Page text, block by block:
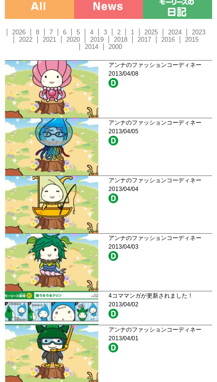
2026 8 7 6 5 4 3 2 1 2025 2024
2023
2022
2021 2020 2019 2018 2017 2016
2015
2014
2000
アンナのファッションコーディネー
2013/04/08
アンナのファッションコーディネー
2013/04/05
アンナのファッションコーディネー
2013/04/04
アンナのファッションコーディネー
2013/04/03
4コママンガが更新されました！
2013/04/02
アンナのファッションコーディネー
2013/04/01